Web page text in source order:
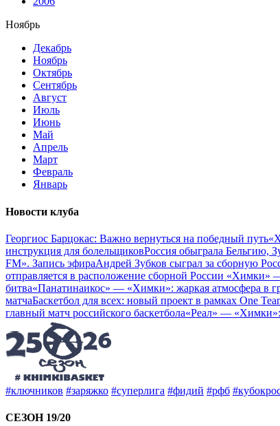
Ноябрь
Декабрь
Ноябрь
Октябрь
Сентябрь
Август
Июль
Июнь
Май
Апрель
Март
Февраль
Январь
Новости клуба
Георгиос Барцокас: Важно вернуться на победный путь
инструкция для болельщиковРоссия обыграла Бельгию,
FM». Запись эфираАндрей Зубков сыграл за сборную
отправляется в расположение сборной России «Химки»
битва«Панатинаикос» — «Химки»: жаркая атмосфера в
матчаБаскетбол для всех: новый проект в рамках One
главный матч российского баскетбола«Реал» —
#ключников #заряжко #суперлига #фидий #рфб
СЕЗОН 19/20